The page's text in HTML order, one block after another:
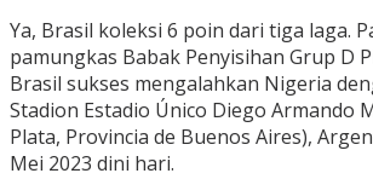
Ya, Brasil koleksi 6 poin dari tiga laga.
pamungkas Babak Penyisihan Grup D
Brasil sukses mengalahkan Nigeria
Stadion Estadio Único Diego Armando
Plata, Provincia de Buenos Aires),
Mei 2023 dini hari.